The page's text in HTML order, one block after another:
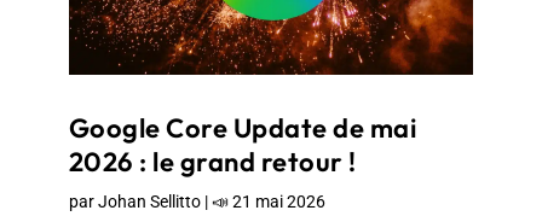
Google Core Update de mai
2026 : le grand retour !
parJohan Sellitto|📣 21 mai 2026